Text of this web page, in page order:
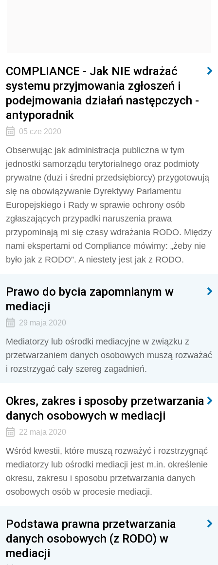
COMPLIANCE - Jak NIE wdrażać
systemu przyjmowania zgłoszeń i
podejmowania działań następczych -
antyporadnik
05 cze 2020
Obserwując jak administracja publiczna w tym
jednostki samorządu terytorialnego oraz podmioty
prywatne (duzi i średni przedsiębiorcy) przygotowują
się na obowiązywanie Dyrektywy Parlamentu
Europejskiego i Rady w sprawie ochrony osób
zgłaszających przypadki naruszenia prawa
przypominają mi się czasy wdrażania RODO. Między
nami ekspertami od Compliance mówimy: „żeby nie
było jak z RODO”. A niestety jest jak z RODO.
Prawo do bycia zapomnianym w
mediacji
29 maja 2020
Mediatorzy lub ośrodki mediacyjne w związku z
przetwarzaniem danych osobowych muszą rozważać
i rozstrzygać cały szereg zagadnień.
Okres, zakres i sposoby przetwarzania
danych osobowych w mediacji
22 maja 2020
Wśród kwestii, które muszą rozważyć i rozstrzygnąć
mediatorzy lub ośrodki mediacji jest m.in. określenie
okresu, zakresu i sposobu przetwarzania danych
osobowych osób w procesie mediacji.
Podstawa prawna przetwarzania
danych osobowych (z RODO) w
mediacji